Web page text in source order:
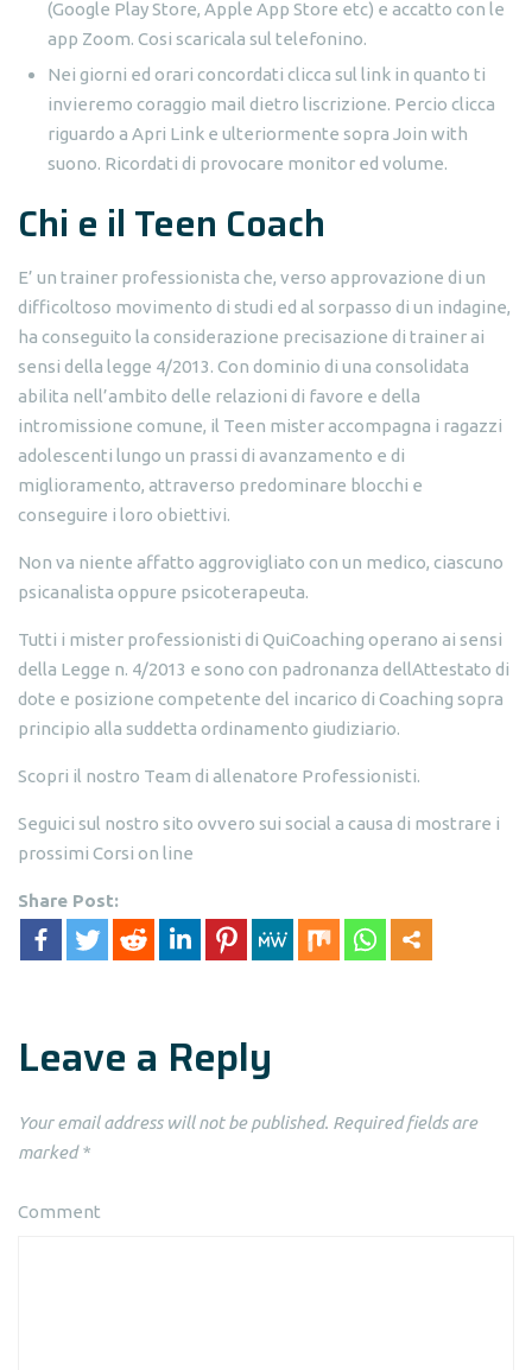
(Google Play Store, Apple App Store etc) e accatto con le
app Zoom. Cosi scaricala sul telefonino.
Nei giorni ed orari concordati clicca sul link in quanto ti
invieremo coraggio mail dietro liscrizione. Percio clicca
riguardo a Apri Link e ulteriormente sopra Join with
suono. Ricordati di provocare monitor ed volume.
Chi e il Teen Coach
E’ un trainer professionista che, verso approvazione di un
difficoltoso movimento di studi ed al sorpasso di un indagine,
ha conseguito la considerazione precisazione di trainer ai
sensi della legge 4/2013. Con dominio di una consolidata
abilita nell’ambito delle relazioni di favore e della
intromissione comune, il Teen mister accompagna i ragazzi
adolescenti lungo un prassi di avanzamento e di
miglioramento, attraverso predominare blocchi e
conseguire i loro obiettivi.
Non va niente affatto aggrovigliato con un medico, ciascuno
psicanalista oppure psicoterapeuta.
Tutti i mister professionisti di QuiCoaching operano ai sensi
della Legge n. 4/2013 e sono con padronanza dellAttestato di
dote e posizione competente del incarico di Coaching sopra
principio alla suddetta ordinamento giudiziario.
Scopri il nostro Team di allenatore Professionisti.
Seguici sul nostro sito ovvero sui social a causa di mostrare i
prossimi Corsi on line
Share Post:
Leave a Reply
Your email address will not be published. Required fields are
marked*
Comment